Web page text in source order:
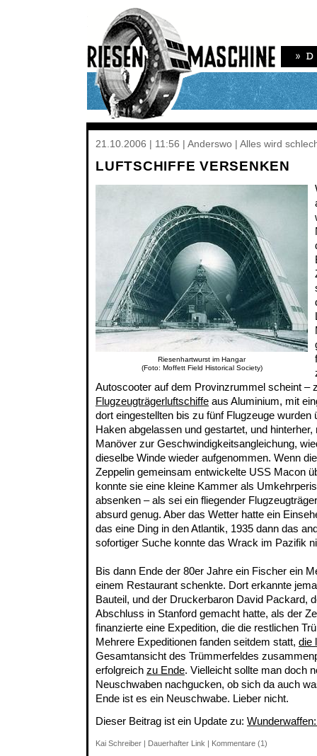
21.10.2006 | 11:56 | Anderswo | Alles wird
LUFTSCHIFFE VERSENKEN
Riesenhartwurst im Hangar
(Foto: Moffett Field Historical Society)
Autoscooter auf dem Provinzrummel scheint –
Flugzeugträgerluftschiffe aus Aluminium, mit
dort eingestellten bis zu fünf Flugzeuge wurden
Haken abgelassen und gestartet, und
Manöver zur Geschwindigkeitsangleichung,
dieselbe Winde wieder aufgenommen. Wenn
Zeppelin gemeinsam entwickelte USS Macon
konnte sie eine kleine Kammer als
absenken – als sei ein fliegender
absurd genug. Aber das Wetter hatte ein
das eine Ding in den Atlantik, 1935 dann das
sofortiger Suche konnte das Wrack im Pazifik
Bis dann Ende der 80er Jahre ein Fischer ein
einem Restaurant schenkte. Dort erkannte
Bauteil, und der Druckerbaron David Packard,
Abschluss in Stanford gemacht hatte, als der
finanzierte eine Expedition, die die restlichen
Mehrere Expeditionen fanden seitdem statt, die
Gesamtansicht des Trümmerfeldes
erfolgreich zu Ende. Vielleicht sollte man doch
Neuschwaben nachgucken, ob sich da auch
Ende ist es ein Neuschwabe. Lieber nicht.
Dieser Beitrag ist ein Update zu:
Kai Schreiber | Dauerhafter Link | Kommentare (1)